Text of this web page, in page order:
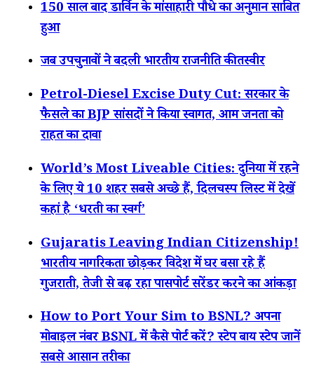
150 साल बाद डार्विन के मांसाहारी पौधे का अनुमान साबित
हुआ
जब उपचुनावों ने बदली भारतीय राजनीति की तस्वीर
Petrol-Diesel Excise Duty Cut: सरकार के
फैसले का BJP सांसदों ने किया स्वागत, आम जनता को
राहत का दावा
World’s Most Liveable Cities: दुनिया में रहने
के लिए ये 10 शहर सबसे अच्छे हैं, दिलचस्प लिस्ट में देखें
कहां है ‘धरती का स्वर्ग’
Gujaratis Leaving Indian Citizenship!
भारतीय नागरिकता छोड़कर विदेश में घर बसा रहे हैं
गुजराती, तेजी से बढ़ रहा पासपोर्ट सरेंडर करने का आंकड़ा
How to Port Your Sim to BSNL? अपना
मोबाइल नंबर BSNL में कैसे पोर्ट करें? स्टेप बाय स्टेप जानें
सबसे आसान तरीका